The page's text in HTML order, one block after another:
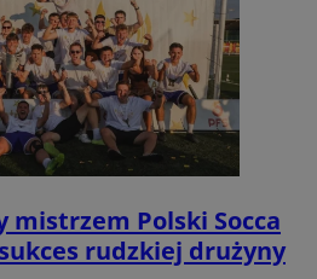
mistrzem Polski Socca
rudzkiej drużyny